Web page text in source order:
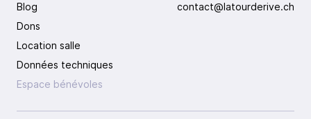
Blog
Dons
Location salle
Données techniques
Espace bénévoles
contact@latourderive.ch